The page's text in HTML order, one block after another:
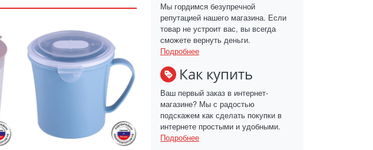
Мы гордимся безупречной
репутацией нашего магазина. Если
товар не устроит вас, вы всегда
сможете вернуть деньги.
Подробнее
Как купить
Ваш первый заказ в интернет-
магазине? Мы с радостью
подскажем как сделать покупки в
интернете простыми и удобными.
Подробнее